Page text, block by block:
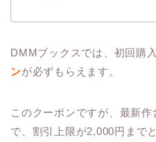
DMMブックスでは、初回購
ンが必ずもらえます。
このクーポンですが、最新
で、割引上限が2,000円まで